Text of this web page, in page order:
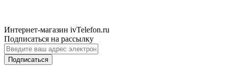
Интернет-магазин ivTelefon.ru
Подписаться на рассылку
Подписаться